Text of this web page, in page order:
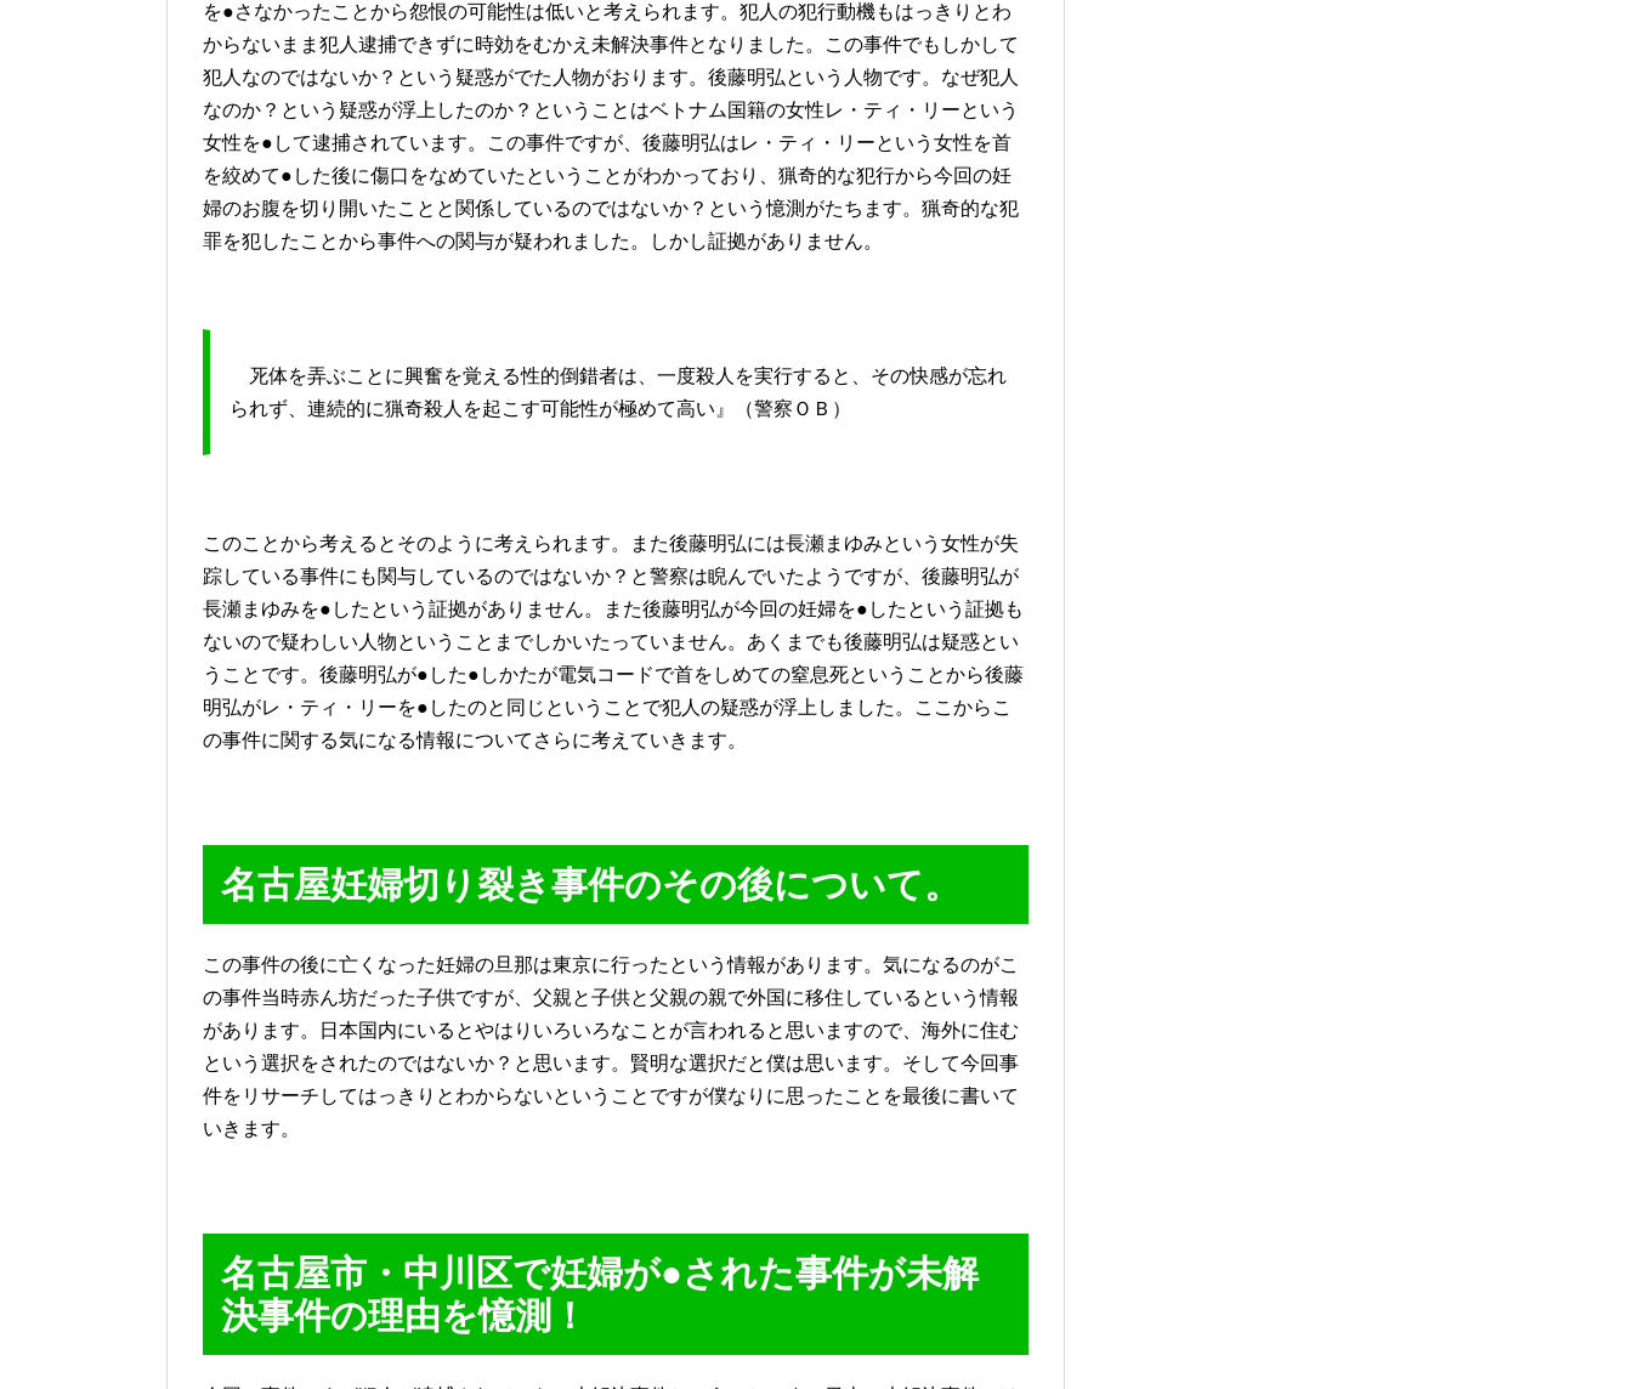
を●さなかったことから怨恨の可能性は低いと考えられます。犯人の犯行動機もはっきりとわ
からないまま犯人逮捕できずに時効をむかえ未解決事件となりました。この事件でもしかして
犯人なのではないか？という疑惑がでた人物がおります。後藤明弘という人物です。なぜ犯人
なのか？という疑惑が浮上したのか？ということはベトナム国籍の女性レ・ティ・リーという
女性を●して逮捕されています。この事件ですが、後藤明弘はレ・ティ・リーという女性を首
を絞めて●した後に傷口をなめていたということがわかっており、猟奇的な犯行から今回の妊
婦のお腹を切り開いたことと関係しているのではないか？という憶測がたちます。猟奇的な犯
罪を犯したことから事件への関与が疑われました。しかし証拠がありません。
『死体を弄ぶことに興奮を覚える性的倒錯者は、一度殺人を実行すると、その快感が忘れ
られず、連続的に猟奇殺人を起こす可能性が極めて高い』（警察ＯＢ）
このことから考えるとそのように考えられます。また後藤明弘には長瀬まゆみという女性が失
踪している事件にも関与しているのではないか？と警察は睨んでいたようですが、後藤明弘が
長瀬まゆみを●したという証拠がありません。また後藤明弘が今回の妊婦を●したという証拠も
ないので疑わしい人物ということまでしかいたっていません。あくまでも後藤明弘は疑惑とい
うことです。後藤明弘が●した●しかたが電気コードで首をしめての窒息死ということから後藤
明弘がレ・ティ・リーを●したのと同じということで犯人の疑惑が浮上しました。ここからこ
の事件に関する気になる情報についてさらに考えていきます。
名古屋妊婦切り裂き事件のその後について。
この事件の後に亡くなった妊婦の旦那は東京に行ったという情報があります。気になるのがこ
の事件当時赤ん坊だった子供ですが、父親と子供と父親の親で外国に移住しているという情報
があります。日本国内にいるとやはりいろいろなことが言われると思いますので、海外に住む
という選択をされたのではないか？と思います。賢明な選択だと僕は思います。そして今回事
件をリサーチしてはっきりとわからないということですが僕なりに思ったことを最後に書いて
いきます。
名古屋市・中川区で妊婦が●された事件が未解
決事件の理由を憶測！